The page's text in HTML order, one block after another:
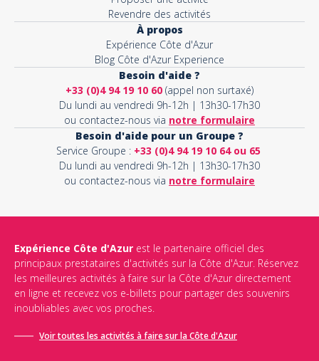
Revendre des activités
À propos
Expérience Côte d'Azur
Blog Côte d'Azur Experience
Besoin d'aide ?
+33 (0)4 94 19 10 60 (appel non surtaxé)
Du lundi au vendredi 9h-12h | 13h30-17h30
ou contactez-nous via notre formulaire
Besoin d'aide pour un Groupe ?
Service Groupe : +33 (0)4 94 19 10 64 ou 65
Du lundi au vendredi 9h-12h | 13h30-17h30
ou contactez-nous via notre formulaire
Expérience Côte d'Azur est le partenaire officiel des
principaux prestataires d'activités sur la Côte d'Azur. Réservez
les meilleures activités à faire sur la Côte d'Azur directement
en ligne et recevez vos e-billets pour partager des souvenirs
inoubliables avec vos proches.
Voir toutes les activités à faire sur la Côte d'Azur